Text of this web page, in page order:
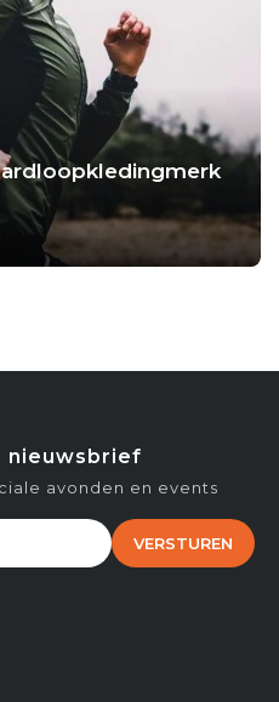
nieuwsbrief
avonden en events
VERSTUREN